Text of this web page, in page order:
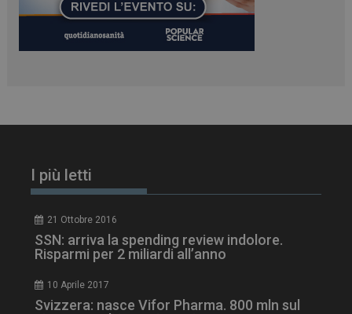
I più letti
21 Ottobre 2016
SSN: arriva la spending review indolore.
Risparmi per 2 miliardi all’anno
10 Aprile 2017
Svizzera: nasce Vifor Pharma. 800 mln sul